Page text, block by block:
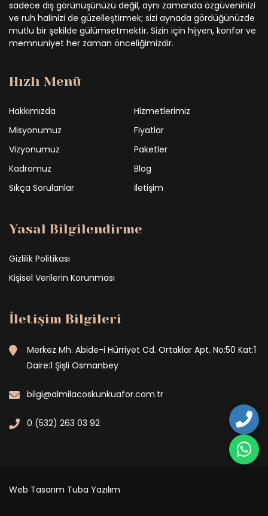
sadece dış görünüşünüzü değil, aynı zamanda özgüveninizi
ve ruh halinizi de güzelleştirmek; sizi aynada gördüğünüzde
mutlu bir şekilde gülümsetmektir. Sizin için hijyen, konfor ve
memnuniyet her zaman önceliğimizdir.
Hızlı Menü
Hakkımızda
Hizmetlerimiz
Misyonumuz
Fiyatlar
Vizyonumuz
Paketler
Kadromuz
Blog
Sıkça Sorulanlar
İletişim
Yasal Bilgilendirme
Gizlilik Politikası
Kişisel Verilerin Korunması
İletişim Bilgileri
Merkez Mh. Abide-i Hürriyet Cd. Ortaklar Apt. No:50 Kat:1
Daire:1 Şişli Osmanbey
bilgi@almilacoskunkuafor.com.tr
0 (532) 263 03 92
Web Tasarım Tuba Yazılım